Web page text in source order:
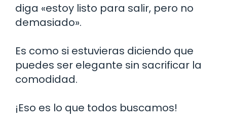
diga «estoy listo para salir, pero no
demasiado».
Es como si estuvieras diciendo que
puedes ser elegante sin sacrificar la
comodidad.
¡Eso es lo que todos buscamos!